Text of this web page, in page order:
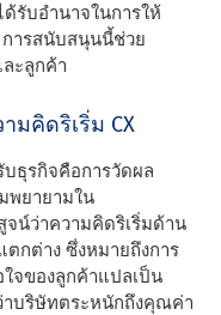
รับอํานาจในการให้
ารสนับสนุนนี้ช่วย
ะลูกค้า
มคิดริเริ่ม CX
ธุรกิจคือการวัดผล
พยายามใน
น์ว่าความคิดริเริ่มด้าน
ตกต่าง ซึ่งหมายถึงการ
จของลูกค้าแปลเป็น
าบริษัทตระหนักถึงคุณค่า